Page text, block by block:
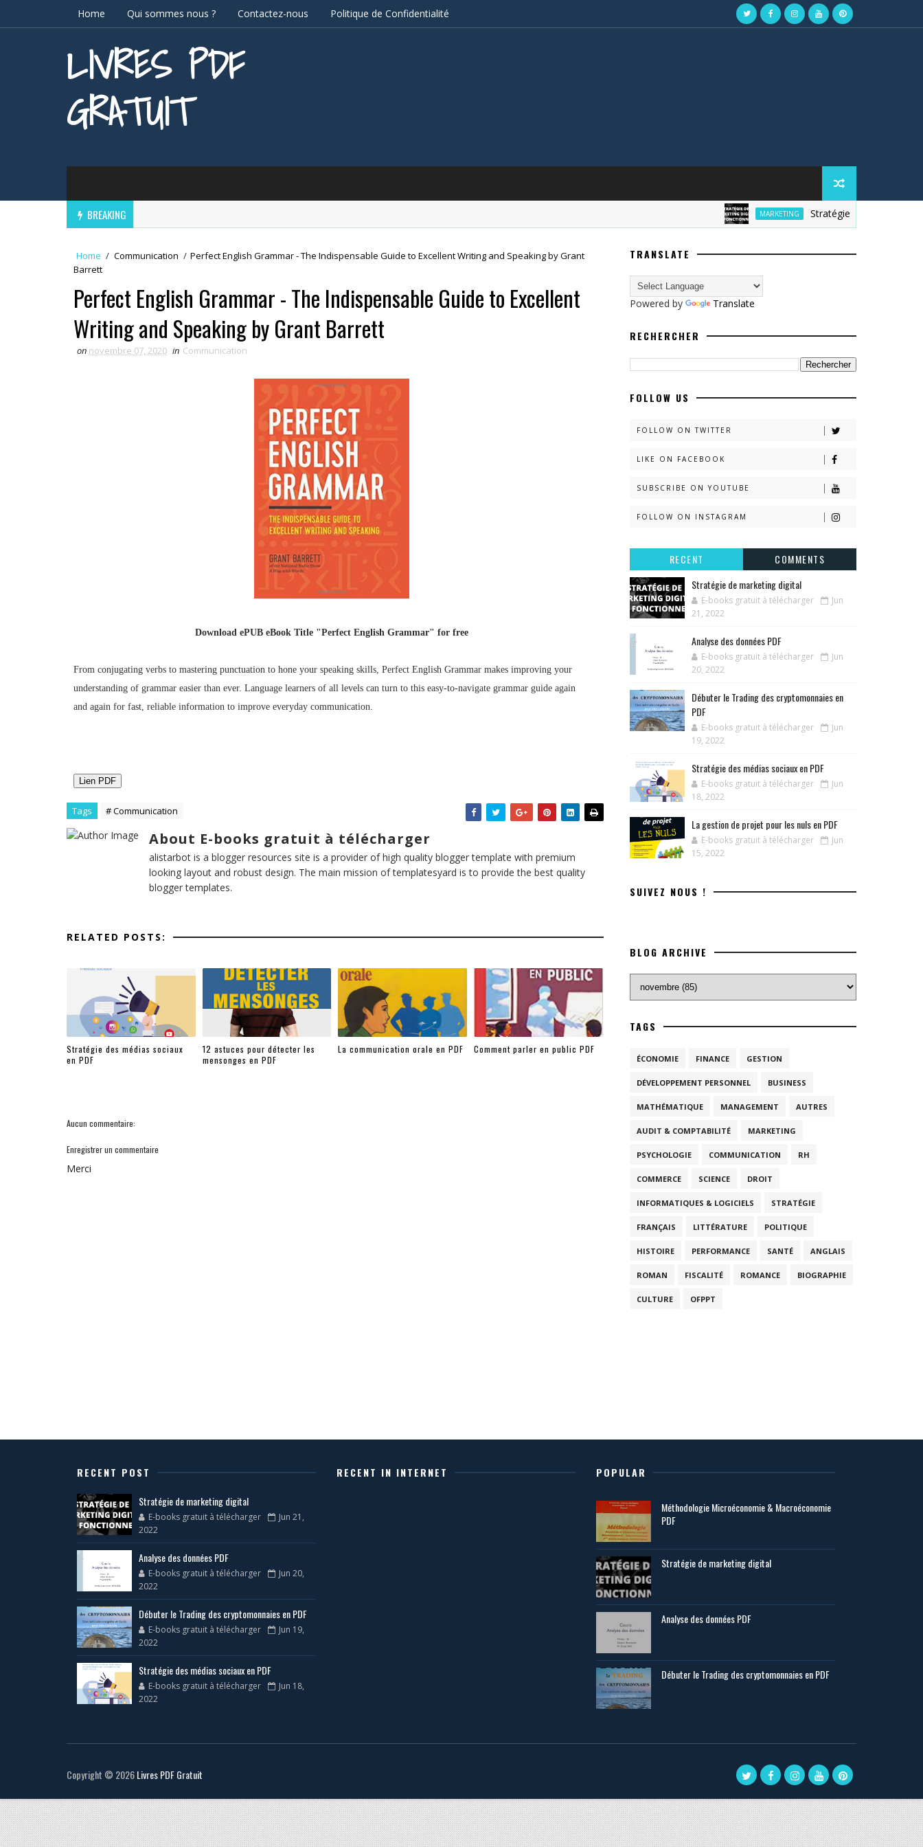
Home Qui sommes nous ? Contactez-nous Politique de Confidentialité
LIVRES PDF
GRATUIT
BREAKING MARKETING Stratégie de marketing digital
Home / Communication / Perfect English Grammar - The Indispensable Guide to Excellent Writing and Speaking by Grant
Barrett
Perfect English Grammar - The Indispensable Guide to Excellent
Writing and Speaking by Grant Barrett
on novembre 07, 2020 in Communication
Download ePUB eBook Title "Perfect English Grammar" for free
From conjugating verbs to mastering punctuation to hone your speaking skills, Perfect English Grammar makes improving your
understanding of grammar easier than ever. Language learners of all levels can turn to this easy-to-navigate grammar guide again
and again for fast, reliable information to improve everyday communication.
Lien PDF
Tags # Communication
About E-books gratuit à télécharger
alistarbot is a blogger resources site is a provider of high quality blogger template with premium
looking layout and robust design. The main mission of templatesyard is to provide the best quality
blogger templates.
RELATED POSTS:
Stratégie des médias sociaux
en PDF
12 astuces pour détecter les
mensonges en PDF
La communication orale en PDF Comment parler en public PDF
Aucun commentaire:
Enregistrer un commentaire
Merci
TRANSLATE
Powered by Translate
RECHERCHER
FOLLOW US
FOLLOW ON TWITTER
LIKE ON FACEBOOK
SUBSCRIBE ON YOUTUBE
FOLLOW ON INSTAGRAM
RECENT
COMMENTS
Stratégie de marketing digital
E-books gratuit à télécharger
Jun
21, 2022
Analyse des données PDF
E-books gratuit à télécharger
Jun
20, 2022
Débuter le Trading des cryptomonnaies en
PDF
E-books gratuit à télécharger
Jun
19, 2022
Stratégie des médias sociaux en PDF
E-books gratuit à télécharger
Jun
18, 2022
La gestion de projet pour les nuls en PDF
E-books gratuit à télécharger
Jun
15, 2022
SUIVEZ NOUS !
BLOG ARCHIVE
TAGS
ÉCONOMIE FINANCE GESTION
DÉVELOPPEMENT PERSONNEL BUSINESS
MATHÉMATIQUE MANAGEMENT AUTRES
AUDIT & COMPTABILITÉ MARKETING
PSYCHOLOGIE COMMUNICATION RH
COMMERCE SCIENCE DROIT
INFORMATIQUES & LOGICIELS STRATÉGIE
FRANÇAIS LITTÉRATURE POLITIQUE
HISTOIRE PERFORMANCE SANTÉ ANGLAIS
ROMAN FISCALITÉ ROMANCE BIOGRAPHIE
CULTURE OFPPT
RECENT POST
Stratégie de marketing digital
E-books gratuit à télécharger
Jun 21,
2022
Analyse des données PDF
E-books gratuit à télécharger
Jun 20,
2022
Débuter le Trading des cryptomonnaies en PDF
E-books gratuit à télécharger
Jun 19,
2022
Stratégie des médias sociaux en PDF
E-books gratuit à télécharger
Jun 18,
2022
RECENT IN INTERNET POPULAR
Méthodologie Microéconomie & Macroéconomie
PDF
Stratégie de marketing digital
Analyse des données PDF
Débuter le Trading des cryptomonnaies en PDF
Copyright © 2026Livres PDF Gratuit